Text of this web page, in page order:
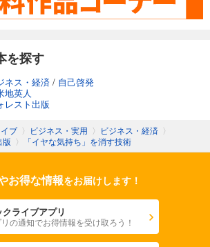
を探す
ネス・経済 / 自己啓発
地英人
レスト出版
ブ 〉 ビジネス・実用 〉 ビジネス・経済 〉
版 〉 「イヤな気持ち」を消す技術
お得な情報をお届けします！
クライブアプリ
の通知でお得情報を受け取ろう！